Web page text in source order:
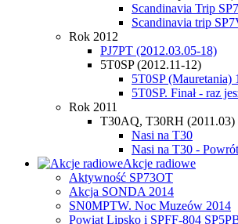
Scandinavia Trip
Scandinavia trip
Rok 2012
PJ7PT (2012.03.05-18)
5T0SP (2012.11-12)
5T0SP (Mauretania)
5T0SP. Finał - raz
Rok 2011
T30AQ, T30RH (2011.03)
Nasi na T30
Nasi na T30 - Powrót
Akcje radiowe
Aktywność SP73OT
Akcja SONDA 2014
SN0MPTW. Noc Muzeów 2014
Powiat Lipsko i SPFF-804